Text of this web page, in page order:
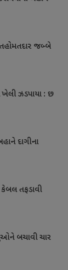
જબ્બે
ખેલી ઝડપાયા : છ
દાગીના
કેબલ તફડાવી
બચાવી ચાર